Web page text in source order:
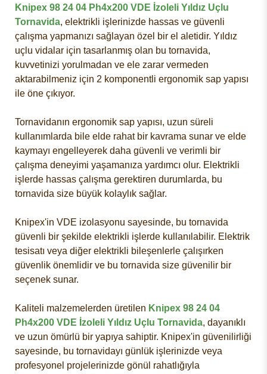
Knipex 98 24 04 Ph4x200 VDE İzoleli Yıldız Uçlu
Tornavida, elektrikli işlerinizde hassas ve güvenli
çalışma yapmanızı sağlayan özel bir el aletidir. Yıldız
uçlu vidalar için tasarlanmış olan bu tornavida,
kuvvetinizi yorulmadan ve ele zarar vermeden
aktarabilmeniz için 2 komponentli ergonomik sap yapısı
ile öne çıkıyor.
Tornavidanın ergonomik sap yapısı, uzun süreli
kullanımlarda bile elde rahat bir kavrama sunar ve elde
kaymayı engelleyerek daha güvenli ve verimli bir
çalışma deneyimi yaşamanıza yardımcı olur. Elektrikli
işlerde hassas çalışma gerektiren durumlarda, bu
tornavida size büyük kolaylık sağlar.
Knipex'in VDE izolasyonu sayesinde, bu tornavida
güvenli bir şekilde elektrikli işlerde kullanılabilir. Elektrik
tesisatı veya diğer elektrikli bileşenlerle çalışırken
güvenlik önemlidir ve bu tornavida size güvenilir bir
seçenek sunar.
Kaliteli malzemelerden üretilen Knipex 98 24 04
Ph4x200 VDE İzoleli Yıldız Uçlu Tornavida, dayanıklı
ve uzun ömürlü bir yapıya sahiptir. Knipex'in güvenilirliği
sayesinde, bu tornavidayı günlük işlerinizde veya
profesyonel projelerinizde gönül rahatlığıyla